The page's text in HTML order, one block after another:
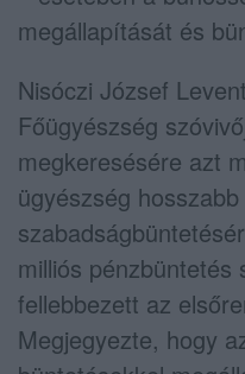
megállapítását és
Nisóczi József
Főügyészség
megkeresésére azt
ügyészség
milliós pénzbüntetés
fellebbezett az
Megjegyezte, hogy